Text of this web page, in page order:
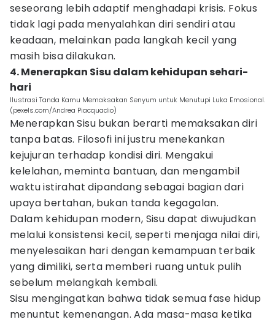
seseorang lebih adaptif menghadapi krisis. Fokus
tidak lagi pada menyalahkan diri sendiri atau
keadaan, melainkan pada langkah kecil yang
masih bisa dilakukan.
4. Menerapkan Sisu dalam kehidupan sehari-
hari
Ilustrasi Tanda Kamu Memaksakan Senyum untuk Menutupi Luka Emosional.
(pexels.com/Andrea Piacquadio)
Menerapkan Sisu bukan berarti memaksakan diri
tanpa batas. Filosofi ini justru menekankan
kejujuran terhadap kondisi diri. Mengakui
kelelahan, meminta bantuan, dan mengambil
waktu istirahat dipandang sebagai bagian dari
upaya bertahan, bukan tanda kegagalan.
Dalam kehidupan modern, Sisu dapat diwujudkan
melalui konsistensi kecil, seperti menjaga nilai diri,
menyelesaikan hari dengan kemampuan terbaik
yang dimiliki, serta memberi ruang untuk pulih
sebelum melangkah kembali.
Sisu mengingatkan bahwa tidak semua fase hidup
menuntut kemenangan. Ada masa-masa ketika